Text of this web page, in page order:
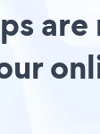
are